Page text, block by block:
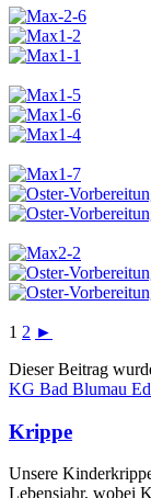
1 2 ►
Dieser Beitrag
KG Bad Blumau
Krippe
Unsere
Lebensjahr, wobei